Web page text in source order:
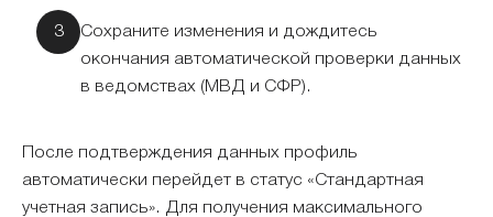
Сохраните изменения и дождитесь
окончания автоматической проверки данных
в ведомствах (МВД и СФР).
После подтверждения данных профиль
автоматически перейдет в статус «Стандартная
учетная запись». Для получения максимального